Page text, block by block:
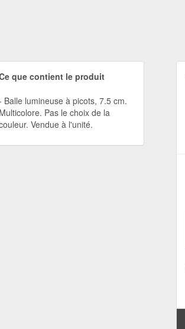
que contient le produit
Balle lumineuse à picots, 7.5 cm.
Multicolore. Pas le choix de la
Vendue à l'unité.